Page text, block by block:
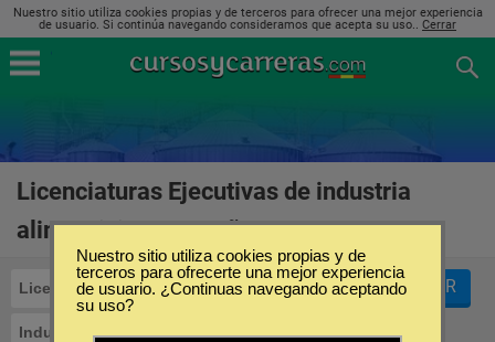
Nuestro sitio utiliza cookies propias y de terceros para ofrecer una mejor experiencia
de usuario. Si continúa navegando consideramos que acepta su uso.. Cerrar
Licenciaturas Ejecutivas de industria
alimenticia en España
Licenciaturas Ejecutivas
Industria Alimenticia
FILTRAR
Nuestro sitio utiliza cookies propias y de
terceros para ofrecerte una mejor experiencia
de usuario. ¿Continuas navegando aceptando
su uso?